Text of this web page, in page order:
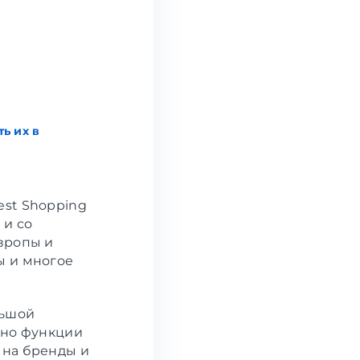
их в
Shopping
со
и
и многое
функции
бренды и